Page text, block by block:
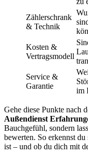
Zählerschrank
& Technik
Kosten &
Vertragsmodell
Service &
Garantie
im
Gehe diese Punkte nach
Außendienst
Bauchgefühl, sondern
bewerten. So erkennst
ist – und ob du dich mit